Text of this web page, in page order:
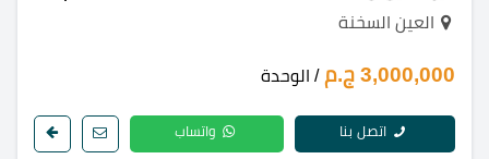
العين السخنة
3,000,000 ج.م / الوحدة
اتصل بنا واتساب